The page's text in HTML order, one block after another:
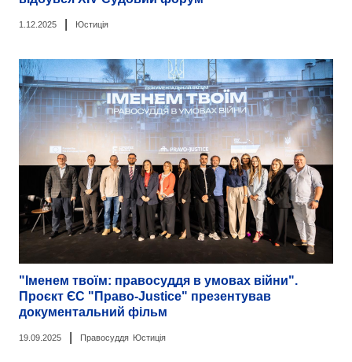
1.12.2025 Юстиція
"Іменем твоїм: правосуддя в умовах війни".
Проєкт ЄС "Право-Justice" презентував
документальний фільм
19.09.2025 Правосуддя Юстиція